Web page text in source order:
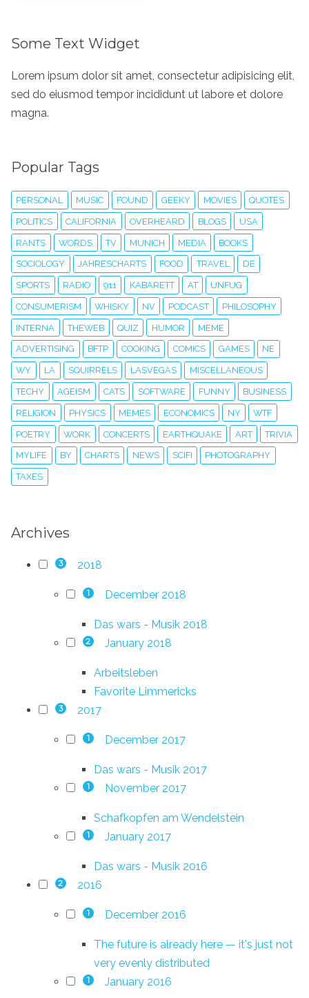
Some Text Widget
Lorem ipsum dolor sit amet, consectetur adipisicing elit,
sed do eiusmod tempor incididunt ut labore et dolore
magna.
Popular Tags
PERSONAL MUSIC FOUND GEEKY MOVIES QUOTES
POLITICS CALIFORNIA OVERHEARD BLOGS USA
RANTS WORDS TV MUNICH MEDIA BOOKS
SOCIOLOGY JAHRESCHARTS FOOD TRAVEL DE
SPORTS RADIO 911 KABARETT AT UNFUG
CONSUMERISM WHISKY NV PODCAST PHILOSOPHY
INTERNA THEWEB QUIZ HUMOR MEME
ADVERTISING BFTP COOKING COMICS GAMES NE
WY LA SQUIRRELS LASVEGAS MISCELLANEOUS
TECHY AGEISM CATS SOFTWARE FUNNY BUSINESS
RELIGION PHYSICS MEMES ECONOMICS NY WTF
POETRY WORK CONCERTS EARTHQUAKE ART TRIVIA
MYLIFE BY CHARTS NEWS SCIFI PHOTOGRAPHY
TAXES
Archives
3 2018
1 December 2018
Das wars - Musik 2018
2 January 2018
Arbeitsleben
Favorite Limmericks
3 2017
1 December 2017
Das wars - Musik 2017
1 November 2017
Schafkopfen am Wendelstein
1 January 2017
Das wars - Musik 2016
2 2016
1 December 2016
The future is already here — it's just not
very evenly distributed
1 January 2016